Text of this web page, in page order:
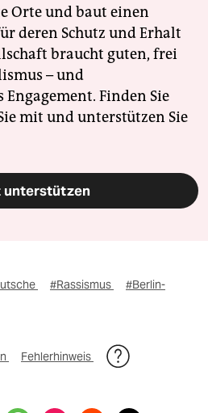
Orte und baut einen
deren Schutz und Erhalt
braucht guten, frei
– und
Finden Sie
mit und unterstützen Sie
#Rassismus
#Berlin-
Fehlerhinweis